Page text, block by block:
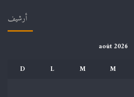
أرشيف
août 2026
D
L M M